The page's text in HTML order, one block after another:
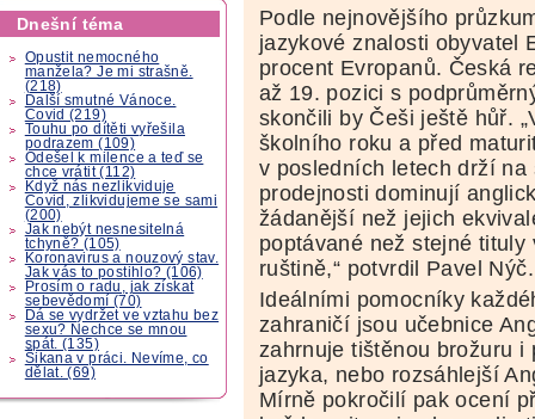
Dnešní téma
Opustit nemocného
manžela? Je mi strašně.
(218)
Další smutné Vánoce.
Covid (219)
Touhu po dítěti vyřešila
podrazem (109)
Odešel k milence a teď se
chce vrátit (112)
Když nás nezlikviduje
Covid, zlikvidujeme se sami
(200)
Jak nebýt nesnesitelná
tchyně? (105)
Koronavirus a nouzový stav.
Jak vás to postihlo? (106)
Prosím o radu, jak získat
sebevědomí (70)
Dá se vydržet ve vztahu bez
sexu? Nechce se mnou
spát. (135)
Šikana v práci. Nevíme, co
dělat. (69)
Podle nejnovějšího
jazykové znalosti obyvatel
procent Evropanů. Česká
až 19. pozici s
skončili by Češi ještě hůř.
školního roku a před
v posledních letech drží
prodejnosti dominují
žádanější než jejich
poptávané než stejné
ruštině,“ potvrdil Pavel Nýč.
Ideálními pomocníky
zahraničí jsou učebnice
zahrnuje tištěnou brožuru
jazyka, nebo rozsáhlejší
Mírně pokročilí pak ocení